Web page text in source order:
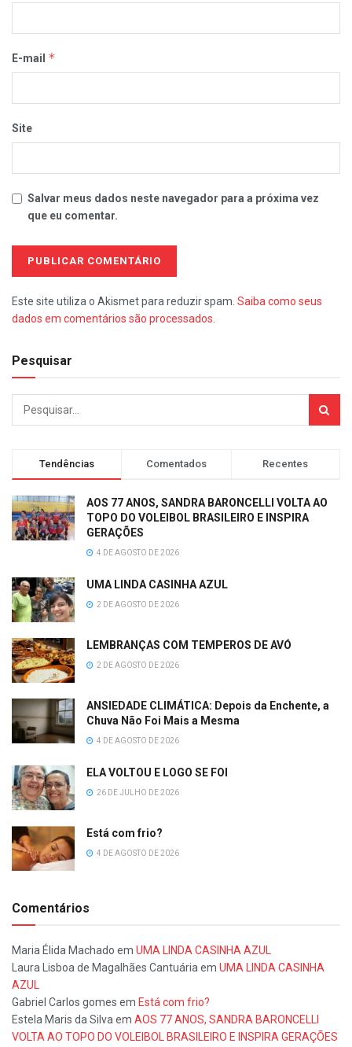
E-mail *
Site
Salvar meus dados neste navegador para a próxima vez
que eu comentar.
Este site utiliza o Akismet para reduzir spam. Saiba como seus
dados em comentários são processados
Pesquisar
Tendências Comentados Recentes
AOS 77 ANOS, SANDRA BARONCELLI VOLTA AO
TOPO DO VOLEIBOL BRASILEIRO E INSPIRA
GERAÇÕES
4 DE AGOSTO DE 2026
UMA LINDA CASINHA AZUL
2 DE AGOSTO DE 2026
LEMBRANÇAS COM TEMPEROS DE AVÓ
2 DE AGOSTO DE 2026
ANSIEDADE CLIMÁTICA: Depois da Enchente, a
Chuva Não Foi Mais a Mesma
4 DE AGOSTO DE 2026
ELA VOLTOU E LOGO SE FOI
26 DE JULHO DE 2026
Está com frio?
4 DE AGOSTO DE 2026
Comentários
Maria Élida Machado em UMA LINDA CASINHA AZUL
Laura Lisboa de Magalhães Cantuáriaem UMA LINDA CASINHA
AZUL
Gabriel Carlos gomes em Está com frio?
Estela Maris da Silvaem AOS 77 ANOS, SANDRA BARONCELLI
VOLTA AO TOPO DO VOLEIBOL BRASILEIRO E INSPIRA GERAÇÕES